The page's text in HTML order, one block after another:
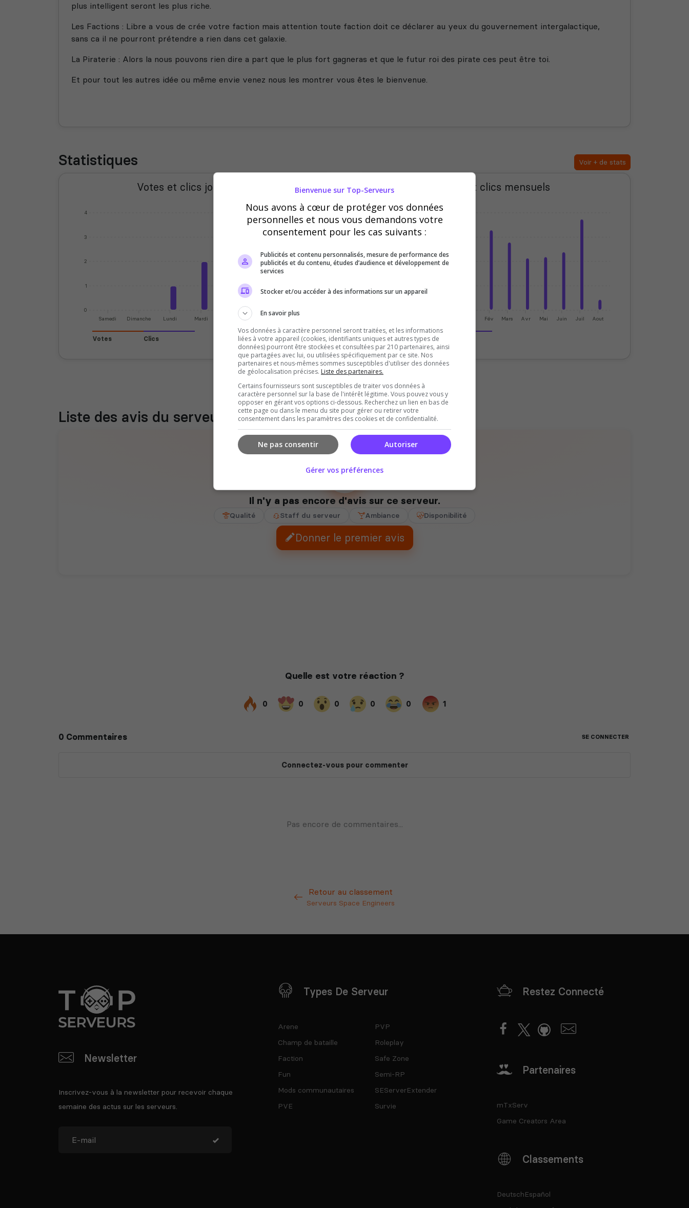
plus intelligent seront les plus riche.
Les Factions : Libre a vous de crée votre faction mais attention toute faction doit ce déclarer au yeux du gouvernement intergalactique,
sans ca il ne pourront prétendre a rien dans cet galaxie.
La Piraterie : Alors la nous pouvons rien dire a part que le plus fort gagneras et que le futur roi des pirate ces peut être toi.
Et pour tout les autres idée ou même envie venez nous les montrer vous êtes le bienvenue.
Statistiques Voir + de stats
Votes et clics journaliers
0
1
2
3
4
Samedi Dimanche Lundi Mardi Mercredi Vendredi
Votes Clics
Votes et clics mensuels
40
60
80
Fév Mars Avr Mai Juin Juil Aout
Votes
Liste des avis du serveur
Il n'y a pas encore d'avis sur ce serveur.
Qualité Staff du serveur Ambiance Disponibilité
Donner le premier avis
Retour au classement
Serveurs Space Engineers
Newsletter
Inscrivez-vous à la newsletter pour recevoir chaque
semaine des actus sur les serveurs.
Types De Serveur
Arene
Champ de bataille
Faction
Fun
Mods communautaires
PVE
PVP
Roleplay
Safe Zone
Semi-RP
SEServerExtender
Survie
Restez Connecté
Partenaires
mTxServ
Game Creators Area
Classements
DeutschEspañol
Bienvenue sur Top-Serveurs
Nous avons à cœur de protéger vos données
personnelles et nous vous demandons votre
consentement pour les cas suivants :
Publicités et contenu personnalisés, mesure de performance des
publicités et du contenu, études d’audience et développement de
services
Stocker et/ou accéder à des informations sur un appareil
En savoir plus
Vos données à caractère personnel seront traitées, et les informations
liées à votre appareil (cookies, identifiants uniques et autres types de
données) pourront être stockées et consultées par 210 partenaires, ainsi
que partagées avec lui, ou utilisées spécifiquement par ce site. Nos
partenaires et nous-mêmes sommes susceptibles d'utiliser des données
de géolocalisation précises. Liste des partenaires.
Certains fournisseurs sont susceptibles de traiter vos données à
caractère personnel sur la base de l'intérêt légitime. Vous pouvez vous y
opposer en gérant vos options ci-dessous. Recherchez un lien en bas de
cette page ou dans le menu du site pour gérer ou retirer votre
consentement dans les paramètres des cookies et de confidentialité.
Autoriser
Ne pas consentir
Gérer vos préférences